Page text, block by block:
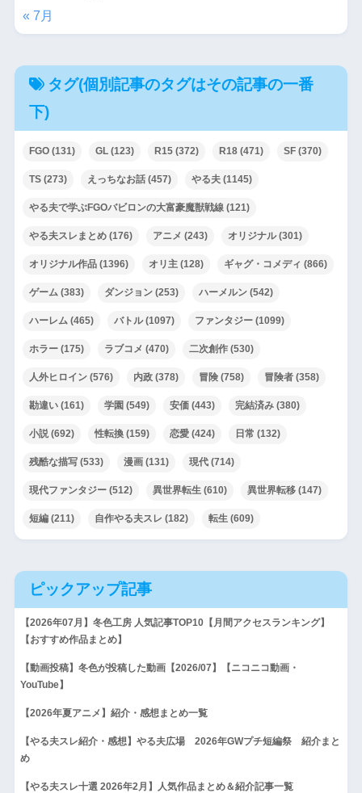
« 7月
タグ(個別記事のタグはその記事の一番
下)
FGO(131) GL(123) R15(372) R18(471) SF(370)
TS(273) えっちなお話(457) やる夫(1145)
やる夫で学ぶFGOバビロンの大富豪魔獣戦線(121)
やる夫スレまとめ(176) アニメ (243) オリジナル(301)
オリジナル作品(1396) オリ主(128) ギャグ・コメディ (866)
ゲーム(383) ダンジョン(253) ハーメルン(542)
ハーレム(465) バトル(1097) ファンタジー(1099)
ホラー(175) ラブコメ (470) 二次創作(530)
人外ヒロイン(576) 内政(378) 冒険(758) 冒険者(358)
勘違い(161) 学園 (549) 安価(443) 完結済み(380)
小説(692) 性転換(159) 恋愛(424) 日常 (132)
残酷な描写(533) 漫画(131) 現代(714)
現代ファンタジー(512) 異世界転生(610) 異世界転移(147)
短編(211) 自作やる夫スレ (182) 転生(609)
ピックアップ記事
【2026年07月】冬色工房 人気記事TOP10【月間アクセスランキング】
【おすすめ作品まとめ】
【動画投稿】冬色が投稿した動画【2026/07】【ニコニコ動画・
YouTube】
【2026年夏アニメ】紹介・感想まとめ一覧
【やる夫スレ紹介・感想】やる夫広場 2026年GWプチ短編祭 紹介まと
め
【やる夫スレ十選 2026年2月】人気作品まとめ＆紹介記事一覧